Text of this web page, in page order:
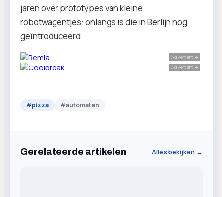
jaren over prototypes van kleine
robotwagentjes: onlangs is die in Berlijn nog
geïntroduceerd.
Advertentie
Advertentie
#pizza #automaten
Gerelateerde artikelen Alles bekijken →